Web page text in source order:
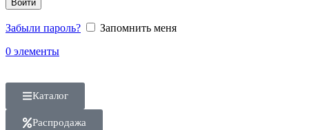
Войти
Забыли пароль?
Запомнить меня
0 элементы
Каталог
Распродажа